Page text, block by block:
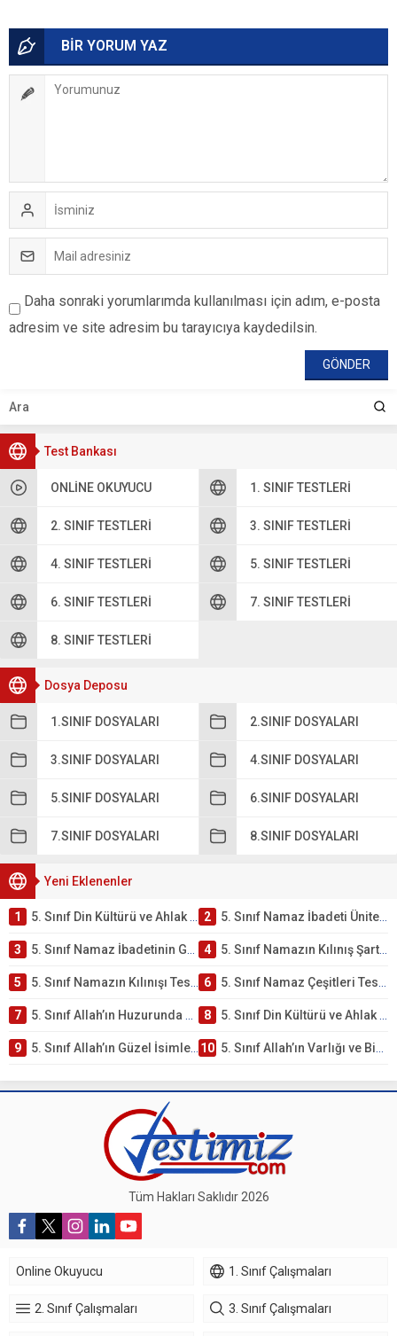
Test Bankası
ONLINE OKUYUCU 1. SINIF TESTLERI
2. SINIF TESTLERI 3. SINIF TESTLERI
4. SINIF TESTLERI 5. SINIF TESTLERI
6. SINIF TESTLERI 7. SINIF TESTLERI
8. SINIF TESTLERI
Dosya Deposu
1.SINIF DOSYALARI 2.SINIF DOSYALARI
3.SINIF DOSYALARI 4.SINIF DOSYALARI
5.SINIF DOSYALARI 6.SINIF DOSYALARI
7.SINIF DOSYALARI 8.SINIF DOSYALARI
Yeni Eklenenler
1 5. Sınıf Din Kültürü ve Ahlak Bilgisi 2. Ünite: Namaz İbadeti Çalışmaları 2 5. Sınıf Namaz İbadeti Ünite Testi – Online Çöz
3 5. Sınıf Namaz İbadetinin Getirdiği Faydalar Testi 4 5. Sınıf Namazın Kılınış Şartları Testi
5 5. Sınıf Namazın Kılınışı Testi – Online Çöz 6 5. Sınıf Namaz Çeşitleri Testi – Online Çöz
7 5. Sınıf Allah’ın Huzurunda Olmak – Namaz İbadeti Testi 8 5. Sınıf Din Kültürü ve Ahlak Bilgisi 1. Ünite: Allah İnancı Çalışmaları
9 5. Sınıf Allah’ın Güzel İsimleri Testi – Online Çöz 10 5. Sınıf Allah’ın Varlığı ve Birliği Testi – Online Çöz
BİR YORUM YAZ
Daha sonraki yorumlarımda kullanılması için adım, e-posta
adresim ve site adresim bu tarayıcıya kaydedilsin.
Tüm Hakları Saklıdır 2026
Online Okuyucu 1. Sınıf Çalışmaları
2. Sınıf Çalışmaları 3. Sınıf Çalışmaları